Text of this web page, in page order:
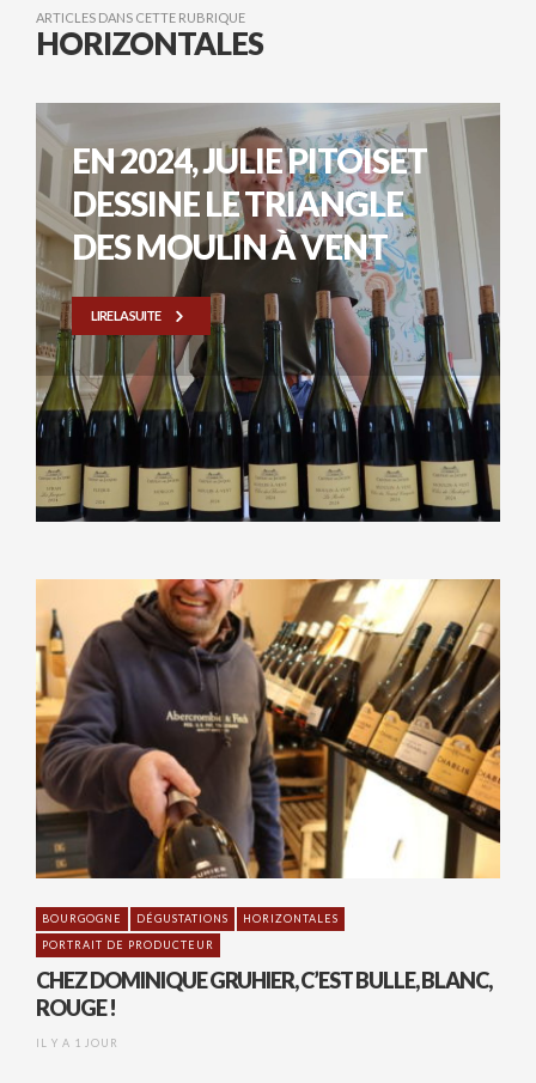
ARTICLES DANS CETTE RUBRIQUE
HORIZONTALES
EN 2024, JULIE PITOISET
DESSINE LE TRIANGLE
DES MOULIN À VENT
LIRE LA SUITE
BOURGOGNE DÉGUSTATIONS
HORIZONTALES
PORTRAIT DE PRODUCTEUR
CHEZ DOMINIQUE GRUHIER, C’EST BULLE, BLANC,
ROUGE !
IL Y A 1 JOUR